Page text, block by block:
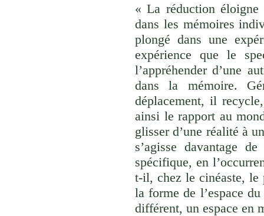
« La réduction
dans les mémoires
plongé dans une
expérience que le
l’appréhender d’une
dans la mémoire.
déplacement, il
ainsi le rapport au
glisser d’une réalité à
s’agisse davantage
spécifique, en
t-il, chez le cinéaste, le
la forme de l’espace
différent, un espace en